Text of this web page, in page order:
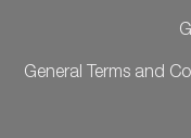
General Terms and